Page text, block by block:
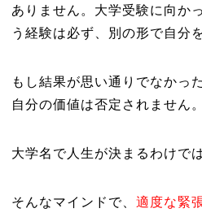
ありません。大学受験に向か
う経験は必ず、別の形で自分
もし結果が思い通りでなかっ
自分の価値は否定されません。
大学名で人生が決まるわけで
そんなマインドで、 適度な緊